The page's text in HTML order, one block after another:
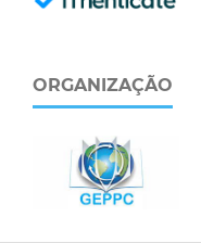
ORGANIZAÇÃO